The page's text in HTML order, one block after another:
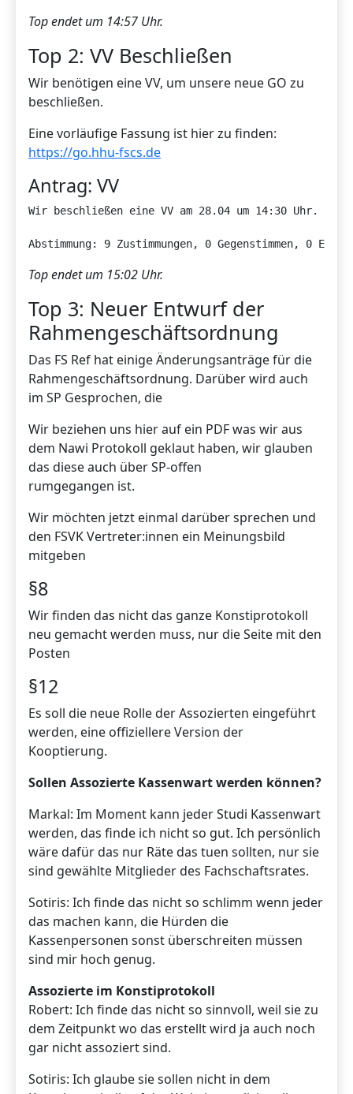
Top endet um 14:57 Uhr.
Top 2: VV Beschließen
Wir benötigen eine VV, um unsere neue GO zu
beschließen.
Eine vorläufige Fassung ist hier zu finden:
https://go.hhu-fscs.de
Antrag: VV
Wir beschließen eine VV am 28.04 um 14:30 Uhr.
Abstimmung: 9 Zustimmungen, 0 Gegenstimmen, 0
Top endet um 15:02 Uhr.
Top 3: Neuer Entwurf der
Rahmengeschäftsordnung
Das FS Ref hat einige Änderungsanträge für die
Rahmengeschäftsordnung. Darüber wird auch
im SP Gesprochen, die
Wir beziehen uns hier auf ein PDF was wir aus
dem Nawi Protokoll geklaut haben, wir glauben
das diese auch über SP-offen
rumgegangen ist.
Wir möchten jetzt einmal darüber sprechen und
den FSVK Vertreter:innen ein Meinungsbild
mitgeben
§8
Wir finden das nicht das ganze Konstiprotokoll
neu gemacht werden muss, nur die Seite mit den
Posten
§12
Es soll die neue Rolle der Assozierten eingeführt
werden, eine offiziellere Version der
Kooptierung.
Sollen Assozierte Kassenwart werden können?
Markal: Im Moment kann jeder Studi Kassenwart
werden, das finde ich nicht so gut. Ich persönlich
wäre dafür das nur Räte das tuen sollten, nur sie
sind gewählte Mitglieder des Fachschaftsrates.
Sotiris: Ich finde das nicht so schlimm wenn jeder
das machen kann, die Hürden die
Kassenpersonen sonst überschreiten müssen
sind mir hoch genug.
Assozierte im Konstiprotokoll
Robert: Ich finde das nicht so sinnvoll, weil sie zu
dem Zeitpunkt wo das erstellt wird ja auch noch
gar nicht assoziert sind.
Sotiris: Ich glaube sie sollen nicht in dem